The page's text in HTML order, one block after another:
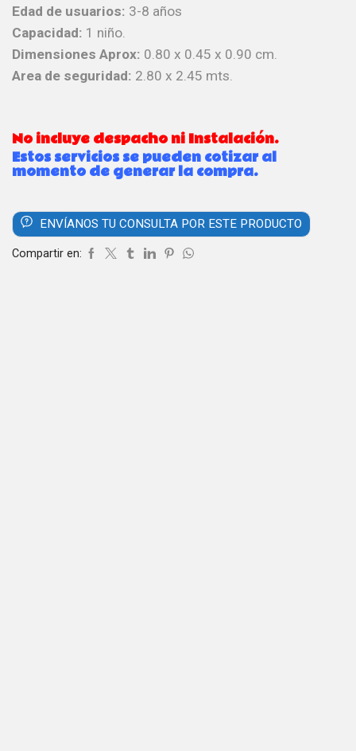
Edad de usuarios: 3-8 años
Capacidad: 1 niño.
Dimensiones Aprox: 0.80 x 0.45 x 0.90 cm.
Area de seguridad: 2.80 x 2.45 mts.
No incluye despacho ni Instalación.
Estos servicios se pueden cotizar al
momento de generar la compra.
ENVÍANOS TU CONSULTA POR ESTE PRODUCTO
Compartir en: